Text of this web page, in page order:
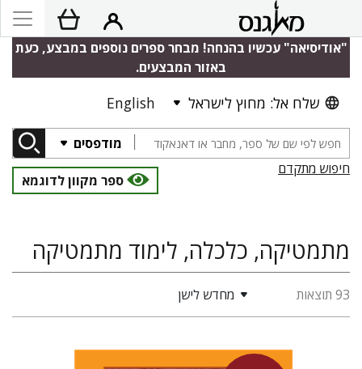
"אודיסיאה" עכשיו בהנחה! מבחר ספרים נוספים במבצע, כעת
באזור המבצעים.
שלח אל: מחוץ לישראל English
מודפסים
חיפוש מתקדם
ספר מקוון לדוגמא
מתמטיקה, כלכלה, לימוד מתמטיקה
93 תוצאות מחדש לישן